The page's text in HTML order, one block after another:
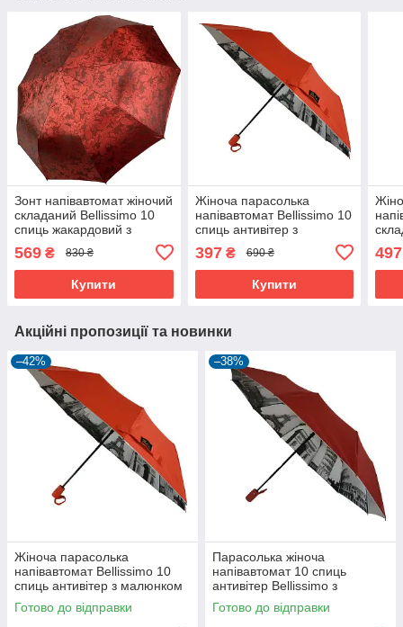
Зонт напівавтомат жіночий
складаний Bellissimo 10
спиць жакардовий з
(37499)
569 ₴ 830 ₴
Купити
Жіноча парасолька
напівавтомат Bellissimo 10
спиць антивітер з
Червоний (5340)
397₴ 690 ₴
Купити
497
Акційні пропозиції та новинки
–42%
Жіноча парасолька
напівавтомат Bellissimo 10
спиць антивітер з малюнком
всередині Червоний (5340)
Готово до відправки
–38%
Парасолька жіноча
напівавтомат 10 спиць
антивітер Bellissimo з
малюнком всередині
Бордовий (5342)
Готово до відправки